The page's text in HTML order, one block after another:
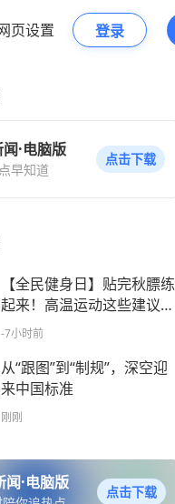
页设置 登录
·电脑版
早知道
点击下载
【全民健身日】贴完秋膘练
起来！高温运动这些建议请
查收
-7小时前
从“跟图”到“制规”，深空迎
来中国标准
刚刚
闻·电脑版 点击下载